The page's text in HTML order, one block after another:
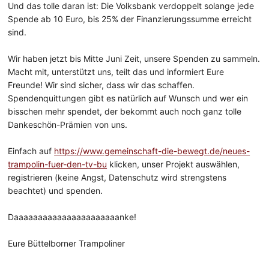
Und das tolle daran ist: Die Volksbank verdoppelt solange jede
Spende ab 10 Euro, bis 25% der Finanzierungssumme erreicht
sind.
Wir haben jetzt bis Mitte Juni Zeit, unsere Spenden zu sammeln.
Macht mit, unterstützt uns, teilt das und informiert Eure
Freunde! Wir sind sicher, dass wir das schaffen.
Spendenquittungen gibt es natürlich auf Wunsch und wer ein
bisschen mehr spendet, der bekommt auch noch ganz tolle
Dankeschön-Prämien von uns.
Einfach auf https://www.gemeinschaft-die-bewegt.de/neues-
trampolin-fuer-den-tv-bu klicken, unser Projekt auswählen,
registrieren (keine Angst, Datenschutz wird strengstens
beachtet) und spenden.
Daaaaaaaaaaaaaaaaaaaaaanke!
Eure Büttelborner Trampoliner